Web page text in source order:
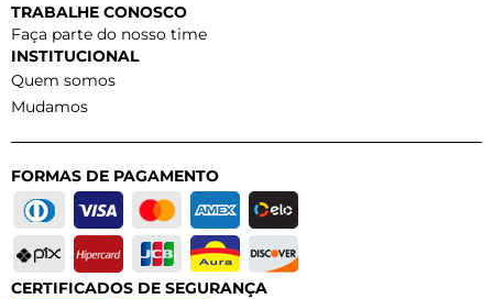
TRABALHE CONOSCO
Faça parte do nosso time
INSTITUCIONAL
Quem somos
Mudamos
FORMAS DE PAGAMENTO
CERTIFICADOS DE SEGURANÇA